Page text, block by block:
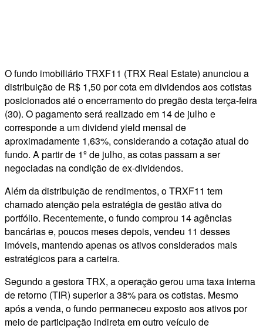
O fundo imobiliário TRXF11 (TRX Real Estate) anunciou a
distribuição de R$ 1,50 por cota em dividendos aos cotistas
posicionados até o encerramento do pregão desta terça-feira
(30). O pagamento será realizado em 14 de julho e
corresponde a um dividend yield mensal de
aproximadamente 1,63%, considerando a cotação atual do
fundo. A partir de 1º de julho, as cotas passam a ser
negociadas na condição de ex-dividendos.
Além da distribuição de rendimentos, o TRXF11 tem
chamado atenção pela estratégia de gestão ativa do
portfólio. Recentemente, o fundo comprou 14 agências
bancárias e, poucos meses depois, vendeu 11 desses
imóveis, mantendo apenas os ativos considerados mais
estratégicos para a carteira.
Segundo a gestora TRX, a operação gerou uma taxa interna
de retorno (TIR) superior a 38% para os cotistas. Mesmo
após a venda, o fundo permaneceu exposto aos ativos por
meio de participação indireta em outro veículo de